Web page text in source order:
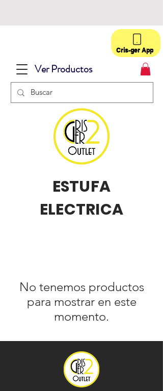
Ver Productos
Cris-ger App
ESTUFA
ELECTRICA
No tenemos productos
para mostrar en este
momento.